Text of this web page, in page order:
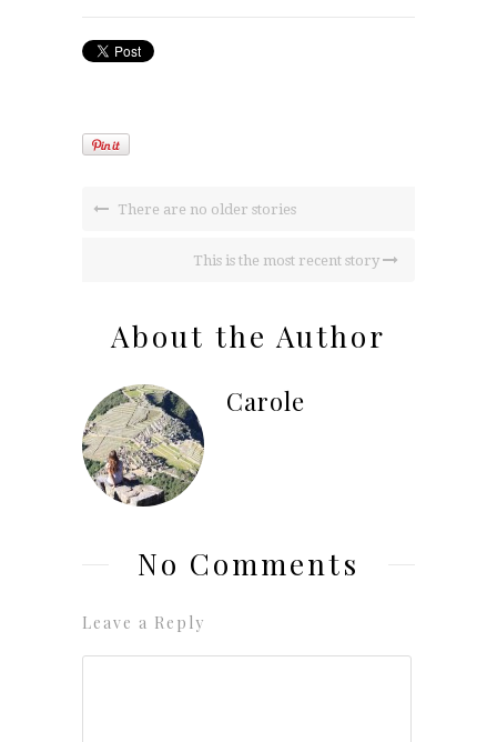
There are no older stories
This is the most recent story
About the Author
Carole
No Comments
Leave a Reply